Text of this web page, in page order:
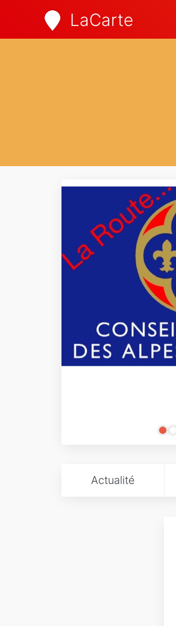
LaCarte
Actualité